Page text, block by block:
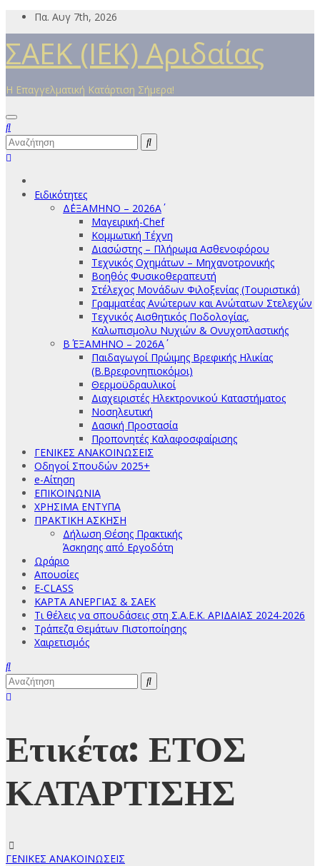
Μετάβαση
περιεχόμενο
Πα. Αυγ 7th, 2026
ΣΑΕΚ (ΙΕΚ) Αριδαίας
Η Επαγγελματική Κατάρτιση Σήμερα!
Ειδικότητες
Δ΄ΕΞΑΜΗΝΟ – 2026Α΄
Μαγειρική-Chef
Κομμωτική Τέχνη
Διασώστης – Πλήρωμα Ασθενοφόρου
Τεχνικός Οχημάτων – Μηχανοτρονικής
Βοηθός Φυσικοθεραπευτή
Στέλεχος Μονάδων Φιλοξενίας (Τουριστικά)
Γραμματέας Ανώτερων και Ανώτατων Στελεχών
Τεχνικός Αισθητικός Ποδολογίας,
Καλωπισμολυ Νυχιών & Ονυχοπλαστικής
Β΄ ΕΞΑΜΗΝΟ – 2026Α΄
Παιδαγωγοί Πρώιμης Βρεφικής Ηλικίας
(Β.Βρεφονηπιοκόμοι)
Θερμοϋδραυλικοί
Διαχειριστές Ηλεκτρονικού Καταστήματος
Νοσηλευτική
Δασική Προστασία
Προπονητές Καλαφοσφαίρισης
ΓΕΝΙΚΕΣ ΑΝΑΚΟΙΝΩΣΕΙΣ
Οδηγοί Σπουδών 2025+
e-Αίτηση
ΕΠΙΚΟΙΝΩΝΙΑ
ΧΡΗΣΙΜΑ ΕΝΤΥΠΑ
ΠΡΑΚΤΙΚΗ ΑΣΚΗΣΗ
Δήλωση Θέσης Πρακτικής
Άσκησης από Εργοδότη
Ωράριο
Απουσίες
E-CLASS
ΚΑΡΤΑ ΑΝΕΡΓΙΑΣ & ΣΑΕΚ
Τι θέλεις να σπουδάσεις στη Σ.Α.Ε.Κ. ΑΡΙΔΑΙΑΣ 2024-2026
Τράπεζα Θεμάτων Πιστοποίησης
Χαιρετισμός
Ετικέτα: ΕΤΟΣ
ΚΑΤΑΡΤΙΣΗΣ
ΓΕΝΙΚΕΣ ΑΝΑΚΟΙΝΩΣΕΙΣ